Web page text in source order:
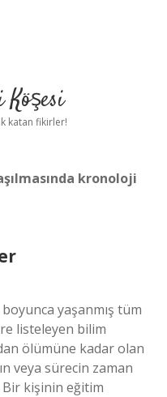
katan fikirler!
kronoloji
yaşanmış tüm
listeleyen bilim
ölümüne kadar olan
veya sürecin zaman
Bir kişinin eğitim